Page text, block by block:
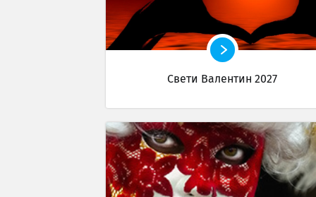
Свети Валентин 2027